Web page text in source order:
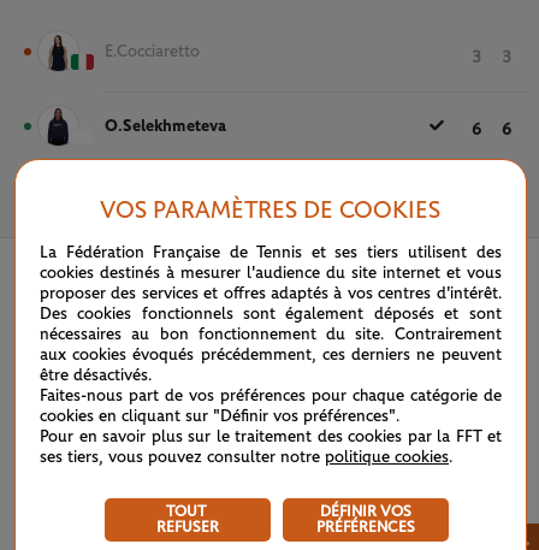
E.Cocciaretto 3 3
O.Selekhmeteva 6 6
18 MAI 2022
VOS PARAMÈTRES DE COOKIES
La Fédération Française de Tennis et ses tiers utilisent des
cookies destinés à mesurer l'audience du site internet et vous
proposer des services et offres adaptés à vos centres d'intérêt.
Des cookies fonctionnels sont également déposés et sont
nécessaires au bon fonctionnement du site. Contrairement
aux cookies évoqués précédemment, ces derniers ne peuvent
être désactivés.
Faites-nous part de vos préférences pour chaque catégorie de
cookies en cliquant sur "Définir vos préférences".
Pour en savoir plus sur le traitement des cookies par la FFT et
ses tiers, vous pouvez consulter notre politique cookies.
TOUT
REFUSER
DÉFINIR VOS
PRÉFÉRENCES